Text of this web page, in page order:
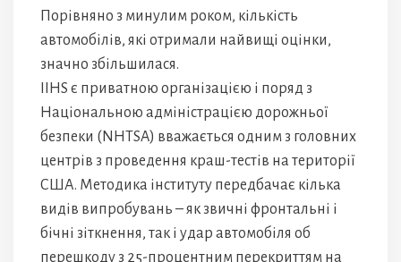
Порівняно з минулим роком, кількість
автомобілів, які отримали найвищі оцінки,
значно збільшилася.
IIHS є приватною організацією і поряд з
Національною адміністрацією дорожньої
безпеки (NHTSA) вважається одним з головних
центрів з проведення краш-тестів на території
США. Методика інституту передбачає кілька
видів випробувань – як звичні фронтальні і
бічні зіткнення, так і удар автомобіля об
перешкоду з 25-процентним перекриттям на